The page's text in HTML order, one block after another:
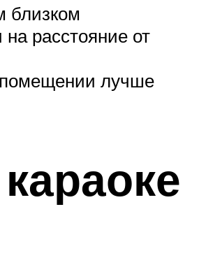
близком
расстояние от
помещении лучше